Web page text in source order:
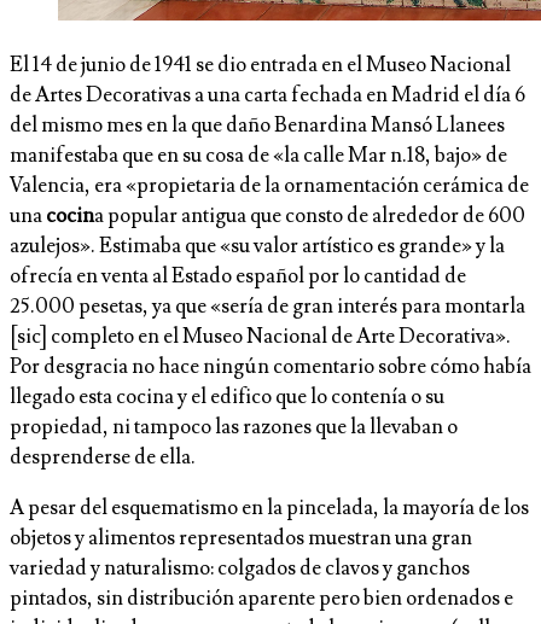
El 14 de junio de 1941 se dio entrada en el Museo Nacional
de Artes Decorativas a una carta fechada en Madrid el día 6
del mismo mes en la que daño Benardina Mansó Llanees
manifestaba que en su cosa de «la calle Mar n.18, bajo» de
Valencia, era «propietaria de la ornamentación cerámica de
unacocina po­pular antigua que consto de alrededor de 600
azulejos». Estimaba que «su valor artístico es grande» y la
ofrecía en venta al Estado español por lo cantidad de
25.000 pesetas, ya que «sería de gran interés para montarla
[sic] completo en el Museo Nacional de Arte Decorativa».
Por desgracia no hace ningún comentario sobre cómo había
llegado esta cocina y el edifico que lo contenía o su
propiedad, ni tampoco las razones que la llevaban o
desprenderse de ella.
A pesar del esquematismo en la pincelada, la mayo­ría de los
objetos y alimentos representados mues­tran una gran
variedad y naturalismo: colgados de clavos y ganchos
pintados, sin distribución aparente pero bien ordenados e